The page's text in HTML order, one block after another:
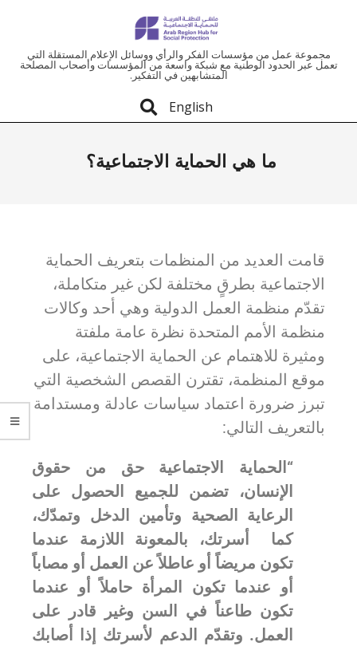
ملتقى
العربية
للحماية
مجموعة عمل من مؤسسات الفكر والرأي ووسائل الإعلام المستقلة التي
تعمل عبر الحدود الوطنية مع شبكة واسعة من المؤسسات وأصحاب المصلحة
المتشابهين في التفكير.
English
ما هي الحماية الاجتماعية؟
قامت العديد من المنظمات بتعريف الحماية
الاجتماعية بطرقٍ مختلفة لكن غير متكاملة،
تقدّم منظمة العمل الدولية وهي أحد وكالات
منظمة الأمم المتحدة نظرة عامة ملفتة
ومثيرة للاهتمام عن الحماية الاجتماعية، على
موقع المنظمة، تقترن القصص الشخصية التي
تبرز ضرورة اعتماد سياسات عادلة ومستدامة
بالتعريف التالي:
“الحماية الاجتماعية حق من حقوق
الإنسان، تضمن للجميع الحصول على
الرعاية الصحية وتأمين الدخل وتمدّك،
كما أسرتك، بالمعونة اللازمة عندما
تكون مريضاً أو عاطلاً عن العمل أو مصاباً
أو عندما تكون المرأة حاملاً أو عندما
تكون طاعناً في السن وغير قادر على
العمل. وتقدّم الدعم لأسرتك إذا أصابك